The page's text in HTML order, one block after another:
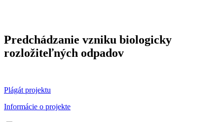
Predchádzanie vzniku biologicky
rozložiteľných odpadov
Plágát projektu
Informácie o projekte